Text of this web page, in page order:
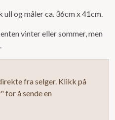
og måler ca. 36cm x 41cm.
vinter eller sommer, men
fra selger. Klikk på
for å sende en